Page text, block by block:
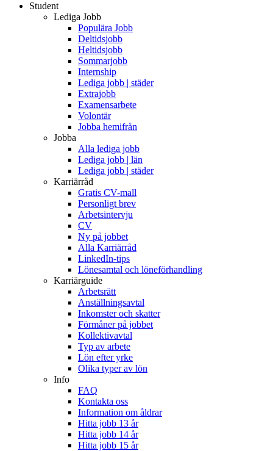
Student
Lediga Jobb
Populära Jobb
Deltidsjobb
Heltidsjobb
Sommarjobb
Internship
Lediga jobb | städer
Extrajobb
Examensarbete
Volontär
Jobba hemifrån
Jobba
Alla lediga jobb
Lediga jobb | län
Lediga jobb | städer
Karriärråd
Gratis CV-mall
Personligt brev
Arbetsintervju
CV
Ny på jobbet
Alla Karriärråd
LinkedIn-tips
Lönesamtal och löneförhandling
Karriärguide
Arbetsrätt
Anställningsavtal
Inkomster och skatter
Förmåner på jobbet
Kollektivavtal
Typ av arbete
Lön efter yrke
Olika typer av lön
Info
FAQ
Kontakta oss
Information om åldrar
Hitta jobb 13 år
Hitta jobb 14 år
Hitta jobb 15 år